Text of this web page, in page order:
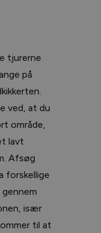
tjurerne
på
ved, at du
område,
lavt
Afsøg
forskellige
gennem
især
til at